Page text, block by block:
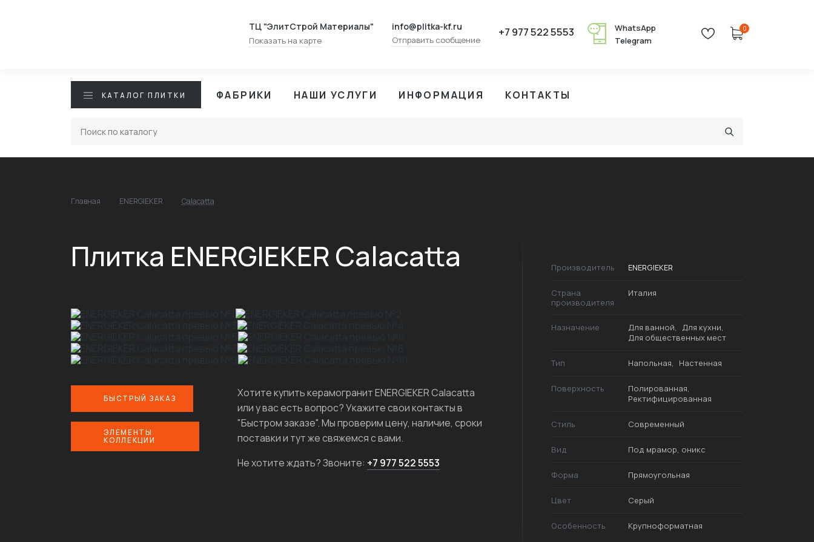
ТЦ "ЭлитСтрой Материалы"
Показать на карте
info@plitka-kf.ru
Отправить сообщение
+7 977 522 5553
WhatsApp
Telegram
0
КАТАЛОГ ПЛИТКИ ФАБРИКИ НАШИ УСЛУГИ ИНФОРМАЦИЯ КОНТАКТЫ
Главная ENERGIEKER Calacatta
Плитка ENERGIEKER Calacatta
БЫСТРЫЙ ЗАКАЗ
ЭЛЕМЕНТЫ
КОЛЛЕКЦИИ
Хотите купить керамогранит ENERGIEKER Calacatta
или у вас есть вопрос? Укажите свои контакты в
"Быстром заказе". Мы проверим цену, наличие, сроки
поставки и тут же свяжемся с вами.
Не хотите ждать? Звоните: +7 977 522 5553
Производитель ENERGIEKER
Страна
производителя
Италия
Назначение Для ванной
Для кухни
Для общественных мест
Тип Напольная Настенная
Поверхность
Полированная
Ректифицированная
Стиль Современный
Вид Под мрамор, оникс
Форма Прямоугольная
Цвет Серый
Особенность Крупноформатная